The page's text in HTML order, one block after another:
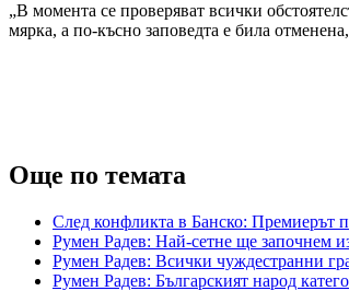
„В момента се проверяват всички
мярка, а по-късно заповедта е била
Още по темата
След конфликта в Банско: Премиерът
Румен Радев: Най-сетне ще започнем
Румен Радев: Всички чуждестранни
Румен Радев: Българският народ